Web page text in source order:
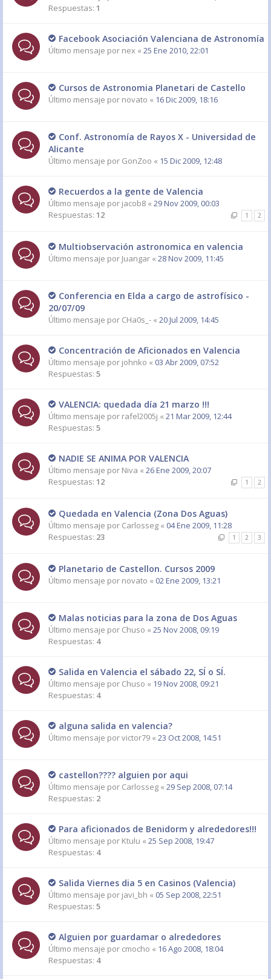
Respuestas: 1
Facebook Asociación Valenciana de Astronomía
Último mensaje por nex « 25 Ene 2010, 22:01
Cursos de Astronomia Planetari de Castello
Último mensaje por novato « 16 Dic 2009, 18:16
Conf. Astronomía de Rayos X - Universidad de
Alicante
Último mensaje por GonZoo « 15 Dic 2009, 12:48
Recuerdos a la gente de Valencia
Último mensaje por jacob8 « 29 Nov 2009, 00:03
Respuestas: 12 1 2
Multiobservación astronomica en valencia
Último mensaje por Juangar « 28 Nov 2009, 11:45
Conferencia en Elda a cargo de astrofísico -
20/07/09
Último mensaje por CHa0s_- « 20 Jul 2009, 14:45
Concentración de Aficionados en Valencia
Último mensaje por johnko « 03 Abr 2009, 07:52
Respuestas: 5
VALENCIA: quedada día 21 marzo !!!
Último mensaje por rafel2005j « 21 Mar 2009, 12:44
Respuestas: 5
NADIE SE ANIMA POR VALENCIA
Último mensaje por Niva « 26 Ene 2009, 20:07
Respuestas: 12 1 2
Quedada en Valencia (Zona Dos Aguas)
Último mensaje por Carlosseg « 04 Ene 2009, 11:28
Respuestas: 23 1 2 3
Planetario de Castellon. Cursos 2009
Último mensaje por novato « 02 Ene 2009, 13:21
Malas noticias para la zona de Dos Aguas
Último mensaje por Chuso « 25 Nov 2008, 09:19
Respuestas: 4
Salida en Valencia el sábado 22, SÍ o SÍ.
Último mensaje por Chuso « 19 Nov 2008, 09:21
Respuestas: 4
alguna salida en valencia?
Último mensaje porvictor79 « 23 Oct 2008, 14:51
castellon???? alguien por aqui
Último mensaje por Carlosseg « 29 Sep 2008, 07:14
Respuestas: 2
Para aficionados de Benidorm y alrededores!!!
Último mensaje por Ktulu « 25 Sep 2008, 19:47
Respuestas: 4
Salida Viernes dia 5 en Casinos (Valencia)
Último mensaje por javi_bh « 05 Sep 2008, 22:51
Respuestas: 5
Alguien por guardamar o alrededores
Último mensaje por cmocho « 16 Ago 2008, 18:04
Respuestas: 4